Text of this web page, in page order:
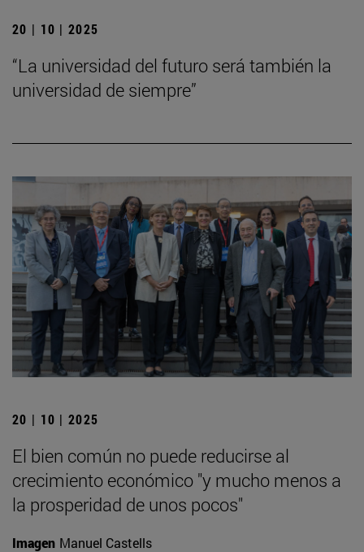
20 | 10 | 2025
“La universidad del futuro será también la
universidad de siempre”
20 | 10 | 2025
El bien común no puede reducirse al
crecimiento económico "y mucho menos a
la prosperidad de unos pocos"
Imagen Manuel Castells